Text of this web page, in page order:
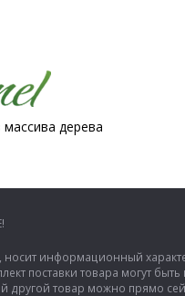
дерева
носит информационный
поставки товара могут
товар можно прямо